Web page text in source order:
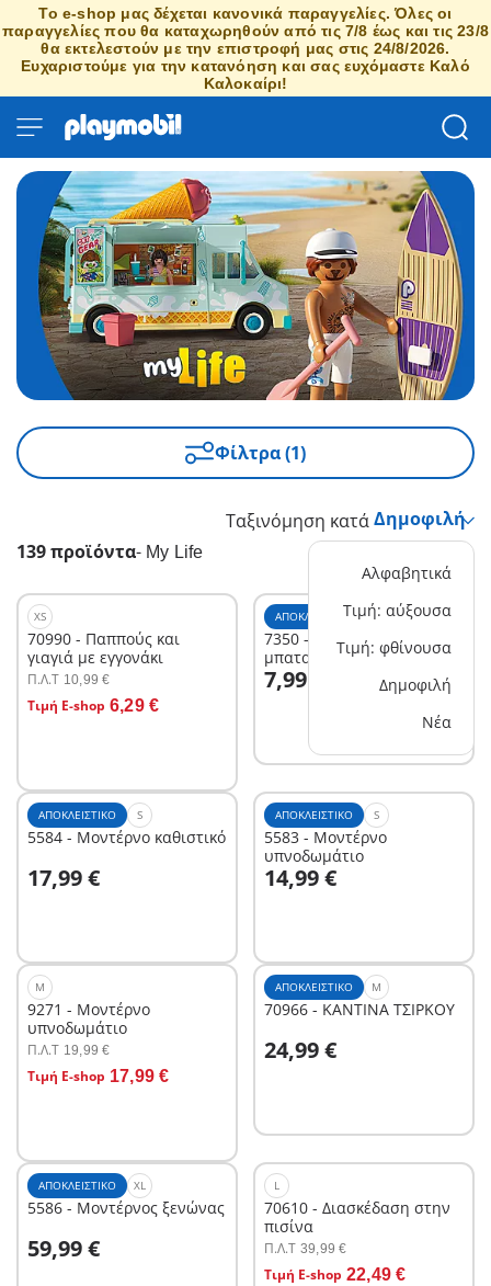
Το e-shop μας δέχεται κανονικά παραγγελίες. Όλες οι
παραγγελίες που θα καταχωρηθούν από τις 7/8 έως και τις 23/8
θα εκτελεστούν με την επιστροφή μας στις 24/8/2026.
Ευχαριστούμε για την κατανόηση και σας ευχόμαστε Καλό
Καλοκαίρι!
Φίλτρα (1)
139 προϊόντα- My Life
Ταξινόμηση κατά
Αλφαβητικά
Τιμή: αύξουσα
Τιμή: φθίνουσα
Δημοφιλή
Νέα
XS
70990 - Παππούς και
γιαγιά με εγγονάκι
Π.Λ.T 10,99 €
Τιμή E-shop 6,29 €
Στο καλάθι
ΑΠΟΚΛΕΙΣΤΙΚΌ XS
7350 - Υποβρύχιο μοτεράκι
μπαταρίας
7,99 €Στο καλάθι
ΑΠΟΚΛΕΙΣΤΙΚΌ S
5584 - Μοντέρνο καθιστικό
17,99 €
ΑΠΟΚΛΕΙΣΤΙΚΌ S
5583 - Μοντέρνο
υπνοδωμάτιο
14,99 €
Στο καλάθι
M
9271 - Μοντέρνο
υπνοδωμάτιο
Π.Λ.T 19,99 €
Τιμή E-shop 17,99 €
Στο καλάθι
ΑΠΟΚΛΕΙΣΤΙΚΌ M
70966 - ΚΑΝΤΙΝΑ ΤΣΙΡΚΟΥ
24,99 €
ΑΠΟΚΛΕΙΣΤΙΚΌ XL
5586 - Μοντέρνος ξενώνας
59,99 €
L
70610 - Διασκέδαση στην
πισίνα
Π.Λ.T 39,99 €
Τιμή E-shop 22,49 €
Στο καλάθι